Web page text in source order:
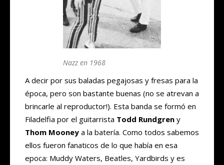
Nazz en 1968
A decir por sus baladas pegajosas y fresas para la
época, pero son bastante buenas (no se atrevan a
brincarle al reproductor!). Esta banda se formó en
Filadelfia por el guitarrista Todd Rundgren y
Thom Mooney a la batería. Como todos sabemos
ellos fueron fanaticos de lo que había en esa
epoca: Muddy Waters, Beatles, Yardbirds y es